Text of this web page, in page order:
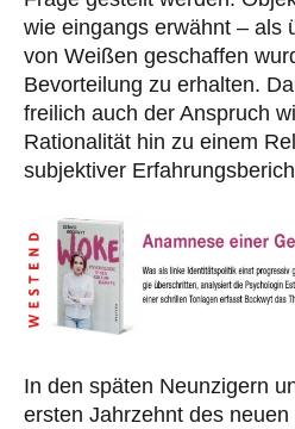
wie eingangs erwähnt – als
von Weißen geschaffen
Bevorteilung zu erhalten.
freilich auch der Anspruch
Rationalität hin zu einem
subjektiver
In den späten Neunzigern
ersten Jahrzehnt des